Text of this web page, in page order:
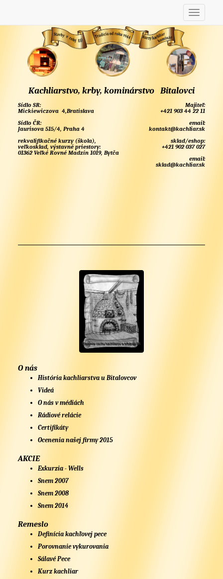
Kachliarstvo, krby, kominárstvo Bitalovci
Sídlo SR:
Mickiewiczova 4,Bratislava
Sídlo ČR:
Jaurisova 515/4, Praha 4
rekvalifikačné kurzy (škola),
veľkosklad, výstavné priestory:
01362 Veľké Rovné Madzín 1019, Bytča
Majiteľ:
+421 903 44 22 11
email:
kontakt@kachliar.sk
sklad/eshop:
+421 902 037 027
email:
sklad@kachliar.sk
O nás
História kachliarstva u Bitalovcov
Videá
O nás v médiách
Rádiové relácie
Certifikáty
Ocenenia našej firmy 2015
AKCIE
Exkurzia - Wells
Snem 2007
Snem 2008
Snem 2014
Remeslo
Definícia kachľovej pece
Porovnanie vykurovania
Sálavé Pece
Kurz kachliar